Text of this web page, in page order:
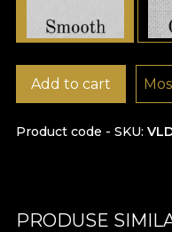
Product code - SKU
Add to cart
PRODUSE